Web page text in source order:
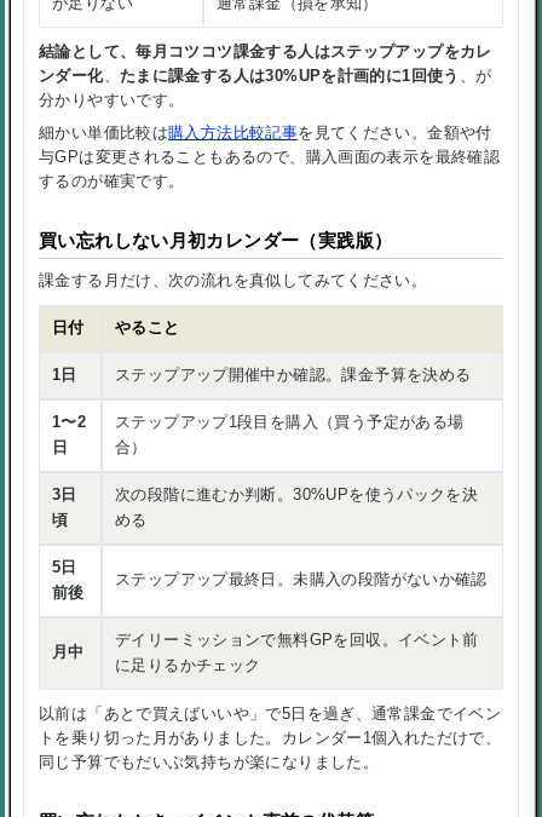
が足りない 通常課金（損を承知）
結論として、毎月コツコツ課金する人はステップアップをカレ
ンダー化、 たまに課金する人は30%UPを計画的に1回使う 、が
分かりやすいです。
細かい単価比較は購入方法比較記事を見てください。金額や付
与GPは変更されることもあるので、購入画面の表示を最終確認
するのが確実です。
買い忘れしない月初カレンダー（実践版）
課金する月だけ、次の流れを真似してみてください。
日付 やること
1日 ステップアップ開催中か確認。課金予算を決める
1〜2
日
ステップアップ1段目を購入（買う予定がある場
合）
3日
頃
次の段階に進むか判断。30%UPを使うパックを決
める
5日
前後
ステップアップ最終日。未購入の段階がないか確認
月中
デイリーミッションで無料GPを回収。イベント前
に足りるかチェック
以前は「あとで買えばいいや」で5日を過ぎ、通常課金でイベン
トを乗り切った月がありました。カレンダー1個入れただけで、
同じ予算でもだいぶ気持ちが楽になりました。